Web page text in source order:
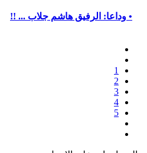
• وداعا: الرفيق هاشم جلاب ... !!
1
2
3
4
5